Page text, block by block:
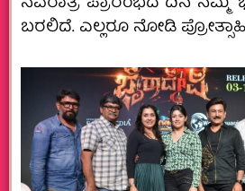
ಬರಲಿದೆ. ಎಲ್ಲರೂ ನೋಡಿ